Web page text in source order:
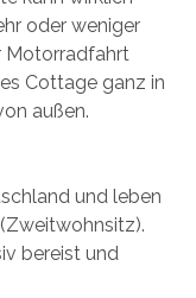
oder weniger
Motorradfahrt
Cottage ganz in
außen.
und leben
bereist und